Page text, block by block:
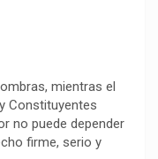
mientras el
Constituyentes
no puede depender
firme, serio y